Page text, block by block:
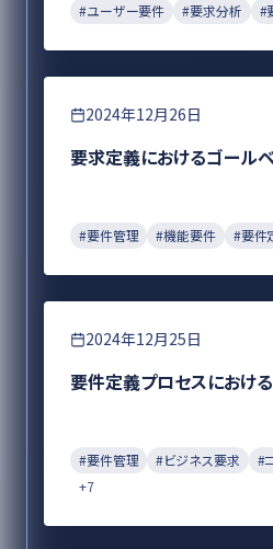
#ユーザー要件 #要求分析 #
要件定義
2024年12月26日
要求定義におけるゴール
#要件管理 #機能要件 #要件
要件定義
2024年12月25日
要件定義プロセスにおけ
#要件管理 #ビジネス要求 #
+7